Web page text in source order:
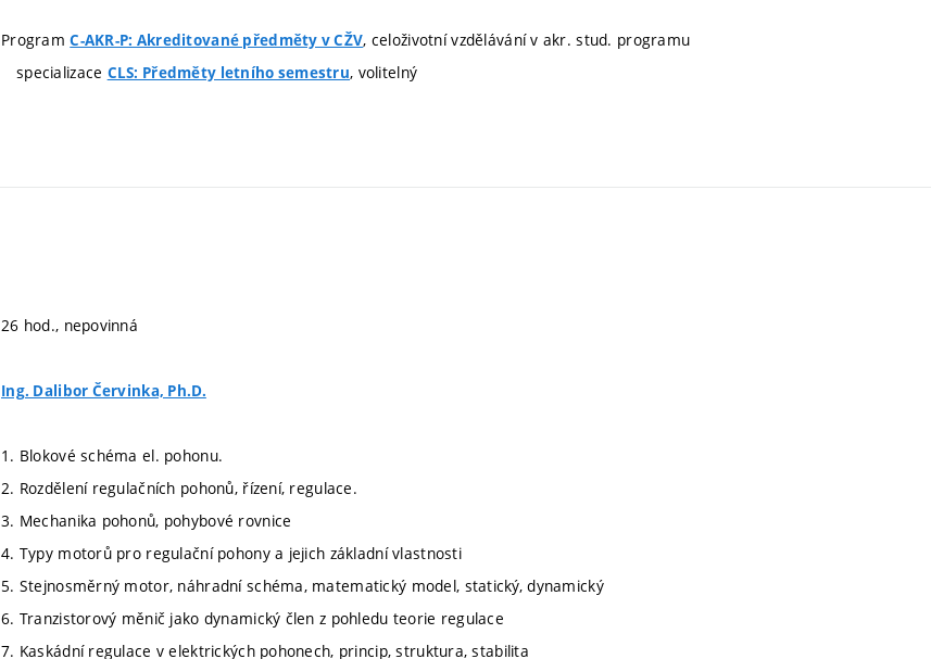
ProgramC-AKR-P: Akreditované předměty v CŽV, celoživotní vzdělávání v akr. stud. programu
specializace CLS: Předměty letního semestru, volitelný
26 hod., nepovinná
Ing. Dalibor Červinka, Ph.D.
1. Blokové schéma el. pohonu.
2. Rozdělení regulačních pohonů, řízení, regulace.
3. Mechanika pohonů, pohybové rovnice
4. Typy motorů pro regulační pohony a jejich základní vlastnosti
5. Stejnosměrný motor, náhradní schéma, matematický model, statický, dynamický
6. Tranzistorový měnič jako dynamický člen z pohledu teorie regulace
7. Kaskádní regulace v elektrických pohonech, princip, struktura, stabilita